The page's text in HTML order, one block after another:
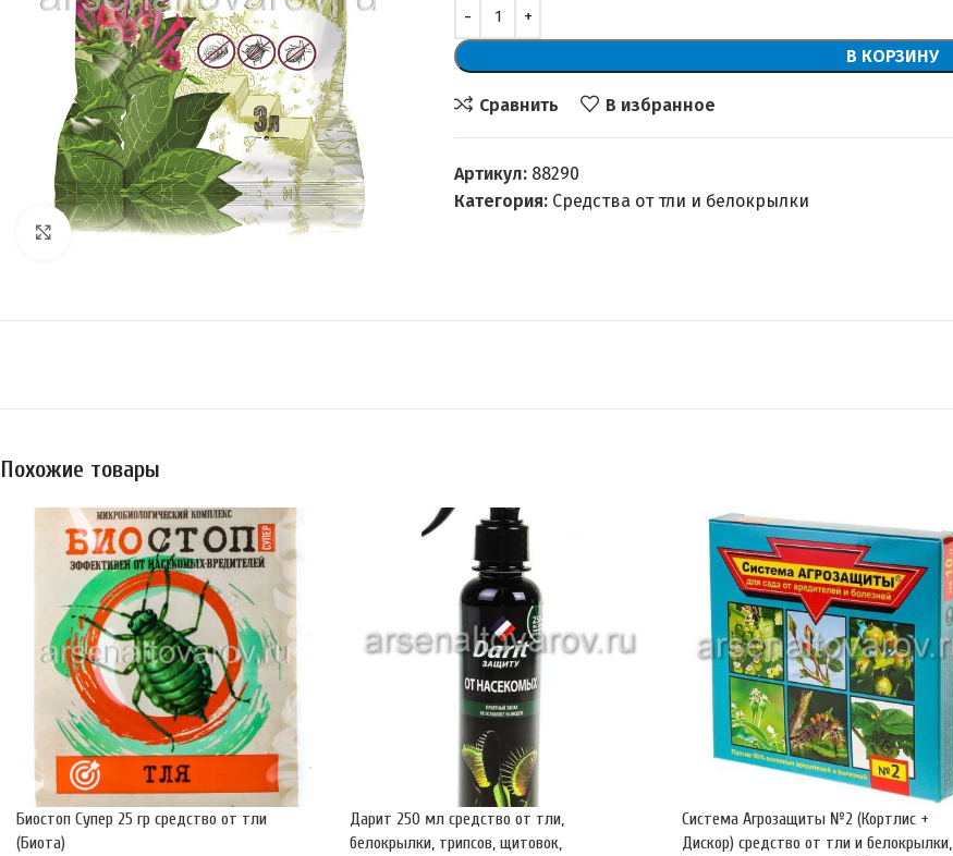
Увеличить
В КОРЗИНУ
Сравнить В избранное
Артикул: 88290
Категория: Средства от тли и белокрылки
Похожие товары
Биостоп Супер 25 гр средство от тли
(Биота)
Дарит 250 мл средство от тли,
белокрылки, трипсов, щитовок,
Система Агрозащиты №2 (Кортлис +
Дискор) средство от тли и белокрылки,